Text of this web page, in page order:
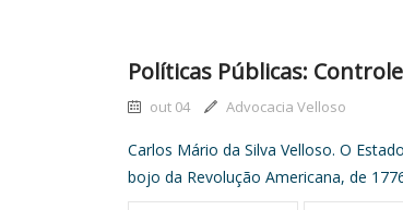
Políticas Públicas:
out 04 Advocacia Velloso
Carlos Mário da Silva Velloso. O
bojo da Revolução Americana, de